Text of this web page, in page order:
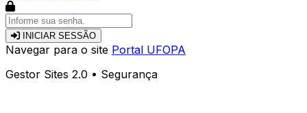
INICIAR SESSÃO
Navegar para o site Portal UFOPA
Gestor Sites 2.0 • Segurança